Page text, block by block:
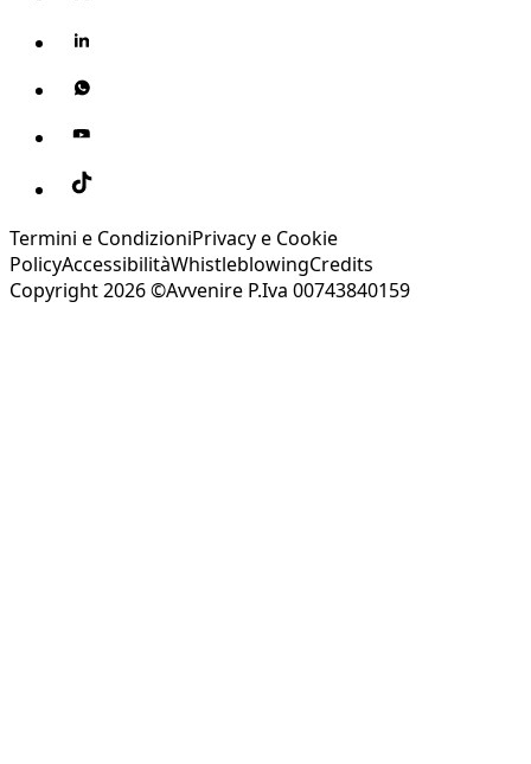
Termini e CondizioniPrivacy e Cookie
PolicyAccessibilitàWhistleblowingCredits
Copyright 2026 ©Avvenire P.Iva 00743840159